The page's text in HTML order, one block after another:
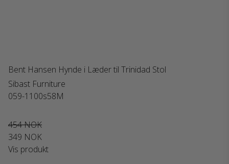
Bent Hansen Hynde i Læder til Trinidad Stol
Sibast Furniture
059-1100s58M
454 NOK
349 NOK
Vis produkt